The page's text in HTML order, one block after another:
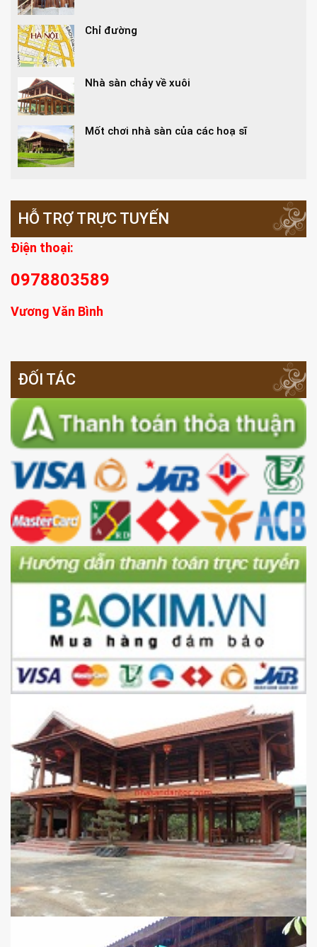
Chỉ đường
Nhà sàn chảy về xuôi
Mốt chơi nhà sàn của các hoạ sĩ
HỖ TRỢ TRỰC TUYẾN
Điện thoại:
0978803589
Vương Văn Bình
ĐỐI TÁC